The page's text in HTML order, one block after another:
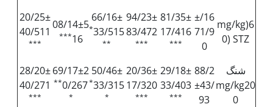
mg/kg)6
0) STZ
16/±
71/9
0
81/35±
17/416
***
94/23±
83/472
***
66/16±
33/515
*
**
08/14±5
16
***
20/25±
40/511
***
شنگ
mg/kg20
0
88/2
±43/
93
29/18±
33/403
***
20/36±
17/320
***
50/46±
33/315
*
*
69/17±2
0/267
**
*
28/20±
40/271
***